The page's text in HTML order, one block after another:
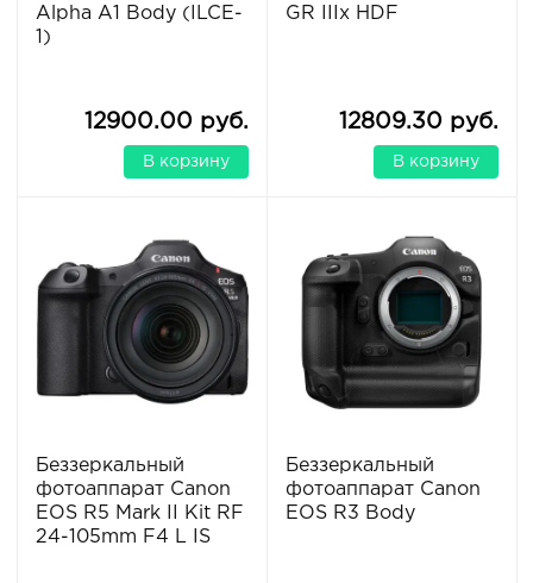
Alpha A1 Body (ILCE-
1)
12900.00 руб.
В корзину
GR IIIx HDF
12809.30 руб.
В корзину
Беззеркальный
фотоаппарат Canon
EOS R5 Mark II Kit RF
24-105mm F4 L IS
Беззеркальный
фотоаппарат Canon
EOS R3 Body